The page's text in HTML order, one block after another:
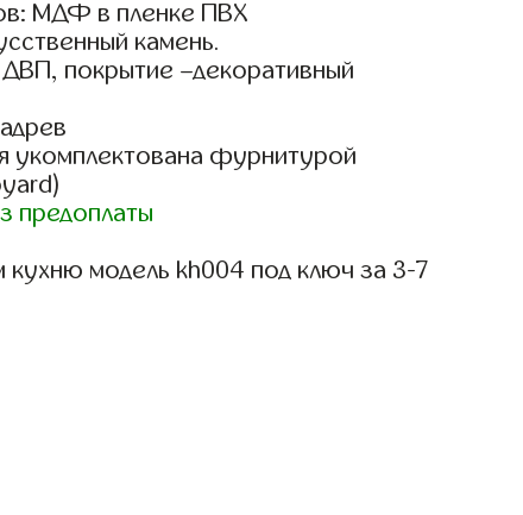
МДФ в пленке ПВХ
камень.
покрытие –декоративный
укомплектована фурнитурой
предоплаты
кухню модель kh004 под ключ за 3-7